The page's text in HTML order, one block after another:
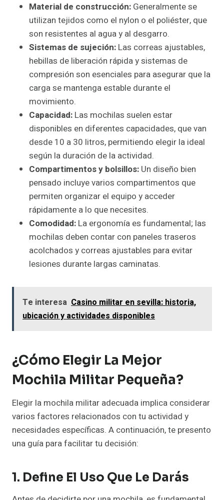
Material de construcción: Generalmente se
utilizan tejidos como el nylon o el poliéster, que
son resistentes al agua y al desgarro.
Sistemas de sujeción: Las correas ajustables,
hebillas de liberación rápida y sistemas de
compresión son esenciales para asegurar que la
carga se mantenga estable durante el
movimiento.
Capacidad: Las mochilas suelen estar
disponibles en diferentes capacidades, que van
desde 10 a 30 litros, permitiendo elegir la ideal
según la duración de la actividad.
Compartimentos y bolsillos: Un diseño bien
pensado incluye varios compartimentos que
permiten organizar el equipo y acceder
rápidamente a lo que necesites.
Comodidad: La ergonomía es fundamental; las
mochilas deben contar con paneles traseros
acolchados y correas ajustables para evitar
lesiones durante largas caminatas.
Te interesa Casino militar en sevilla: historia,
ubicación y actividades disponibles
¿Cómo Elegir La Mejor
Mochila Militar Pequeña?
Elegir la mochila militar adecuada implica considerar
varios factores relacionados con tu actividad y
necesidades específicas. A continuación, te presento
una guía para facilitar tu decisión:
1. Define El Uso Que Le Darás